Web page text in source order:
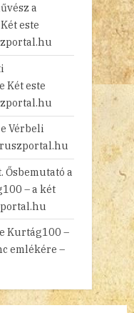
a
Két este
Két este
Vérbeli
Ősbemutató a
– a két
Kurtág100 –
emlékére –